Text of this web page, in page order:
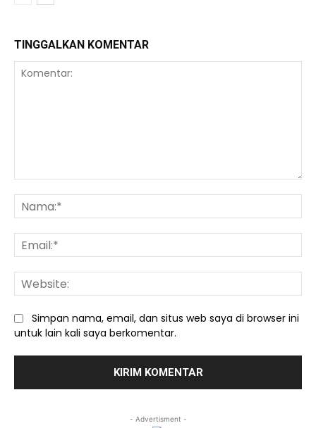
TINGGALKAN KOMENTAR
Simpan nama, email, dan situs web saya di browser ini
untuk lain kali saya berkomentar.
- Advertisment -